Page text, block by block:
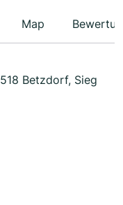
Map
Betzdorf, Sieg